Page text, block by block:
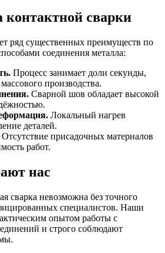
сварки
ряд существенных преимуществ по
соединения металла:
Процесс занимает доли секунды,
производства.
Сварной шов обладает высокой
Локальный нагрев
деталей.
Отсутствие присадочных материалов
работ.
нас
сварка невозможна без точного
специалистов. Наши
опытом работы с
и строго соблюдают